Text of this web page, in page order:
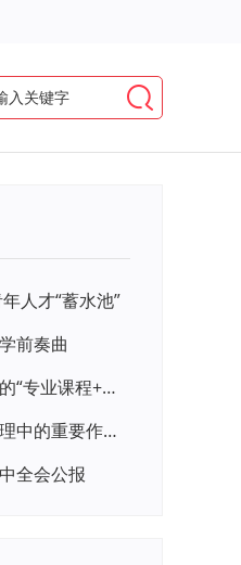
人才“蓄水池”
前奏曲
校企合作育人模式下的“专业课程+思政教育+党建活动”交叉融合的课程思政教学探索与实践
信息化技术在学校管理中的重要作用 ——以贵州省威宁民族中学和校园使用等为例
全会公报